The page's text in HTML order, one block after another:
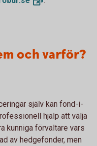
och varför?
själv kan fond-i-
hjälp att välja
kunniga förvaltare vars
av hedgefonder, men